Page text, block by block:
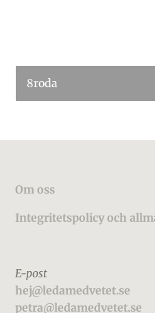
8roda
Footer
Om oss
Integritetspolicy och
E-post
hej@ledamedvetet.se
petra@ledamedvetet.se